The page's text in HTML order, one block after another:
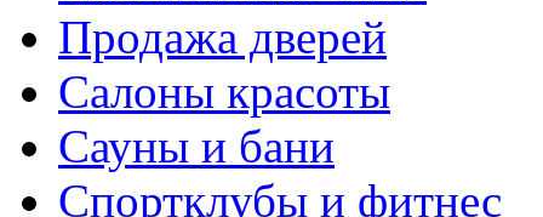
Продажа дверей
Салоны красоты
Сауны и бани
Спортклубы и фитнес